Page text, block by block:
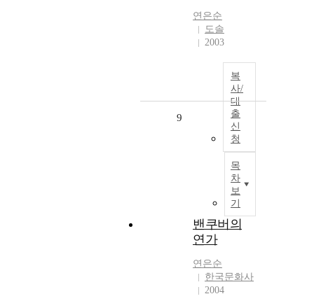
연은순
도솔
2003
복
사/
대
출
신
청
목
차
보
기
9
밴쿠버의
연가
연은순
한국문화사
2004